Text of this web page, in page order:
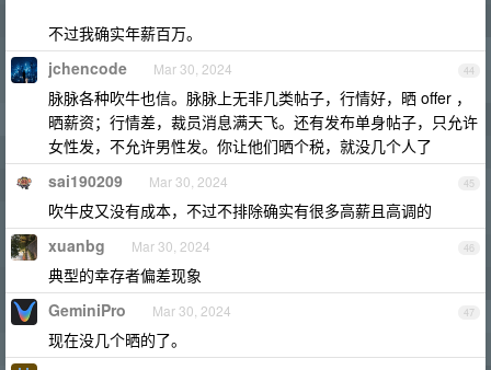
不过我确实年薪百万。
44
jchencode Mar 30, 2024
脉脉各种吹牛也信。脉脉上无非几类帖子，行情好，晒 offer ，
晒薪资；行情差，裁员消息满天飞。还有发布单身帖子，只允许
女性发，不允许男性发。你让他们晒个税，就没几个人了
45
sai190209 Mar 30, 2024
吹牛皮又没有成本，不过不排除确实有很多高薪且高调的
46
xuanbg Mar 30, 2024
典型的幸存者偏差现象
47
GeminiPro Mar 30, 2024
现在没几个晒的了。